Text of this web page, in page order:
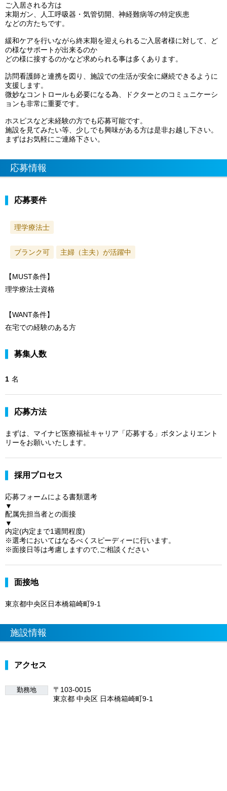
ご入居される方は
末期ガン、人工呼吸器・気管切開、神経難病等の特定疾患
などの方たちです。
緩和ケアを行いながら終末期を迎えられるご入居者様に対して、ど
の様なサポートが出来るのか
どの様に接するのかなど求められる事は多くあります。
訪問看護師と連携を図り、施設での生活が安全に継続できるように
支援します。
微妙なコントロールも必要になる為、ドクターとのコミュニケーシ
ョンも非常に重要です。
ホスピスなど未経験の方でも応募可能です。
施設を見てみたい等、少しでも興味がある方は是非お越し下さい。
まずはお気軽にご連絡下さい。
応募情報
応募要件
理学療法士
ブランク可 主婦（主夫）が活躍中
【MUST条件】
理学療法士資格
【WANT条件】
在宅での経験のある方
募集人数
1 名
応募方法
まずは、マイナビ医療福祉キャリア「応募する」ボタンよりエント
リーをお願いいたします。
採用プロセス
応募フォームによる書類選考
▼
配属先担当者との面接
▼
内定(内定まで1週間程度)
※選考においてはなるべくスピーディーに行います。
※面接日等は考慮しますので,ご相談ください
面接地
東京都中央区日本橋箱崎町9-1
施設情報
アクセス
勤務地
〒103-0015
東京都 中央区 日本橋箱崎町9-1